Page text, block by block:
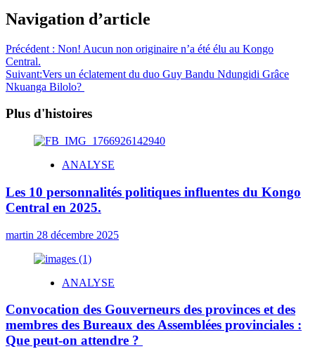
Navigation d’article
Précédent : Non! Aucun non originaire n’a été élu au Kongo
Central.
Suivant:Vers un éclatement du duo Guy Bandu Ndungidi Grâce
Nkuanga Bilolo?
Plus d'histoires
ANALYSE
Les 10 personnalités politiques influentes du Kongo
Central en 2025.
martin 28 décembre 2025
ANALYSE
Convocation des Gouverneurs des provinces et des
membres des Bureaux des Assemblées provinciales :
Que peut-on attendre ?